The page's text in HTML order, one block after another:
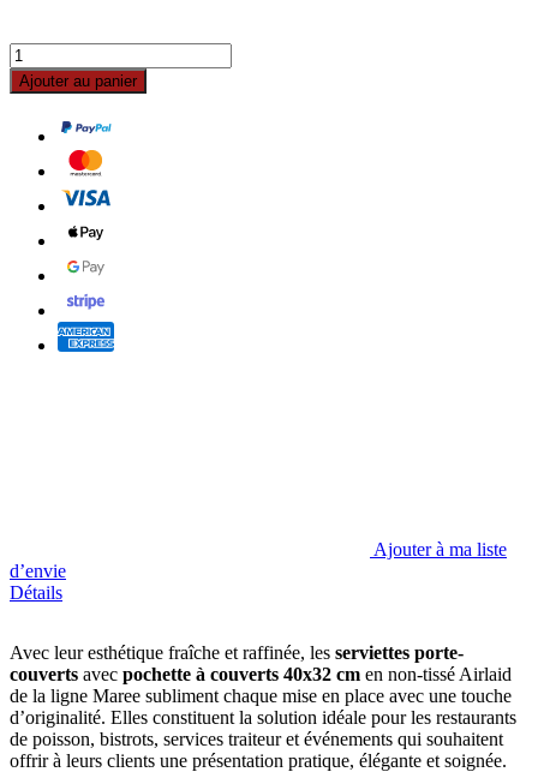
Ajouter au panier
Ajouter à ma liste
d’envie
Détails
Avec leur esthétique fraîche et raffinée, les serviettes porte-
couverts avec pochette à couverts 40x32 cm en non-tissé Airlaid
de la ligne Maree subliment chaque mise en place avec une touche
d’originalité. Elles constituent la solution idéale pour les restaurants
de poisson, bistrots, services traiteur et événements qui souhaitent
offrir à leurs clients une présentation pratique, élégante et soignée.